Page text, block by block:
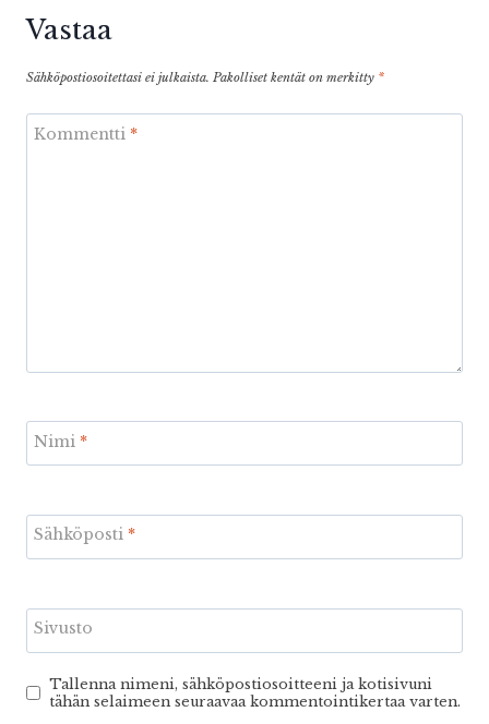
Vastaa
Sähköpostiosoitettasi ei julkaista. Pakolliset kentät on merkitty *
Kommentti *
Nimi *
Sähköposti *
Sivusto
Tallenna nimeni, sähköpostiosoitteeni ja kotisivuni
tähän selaimeen seuraavaa kommentointikertaa varten.